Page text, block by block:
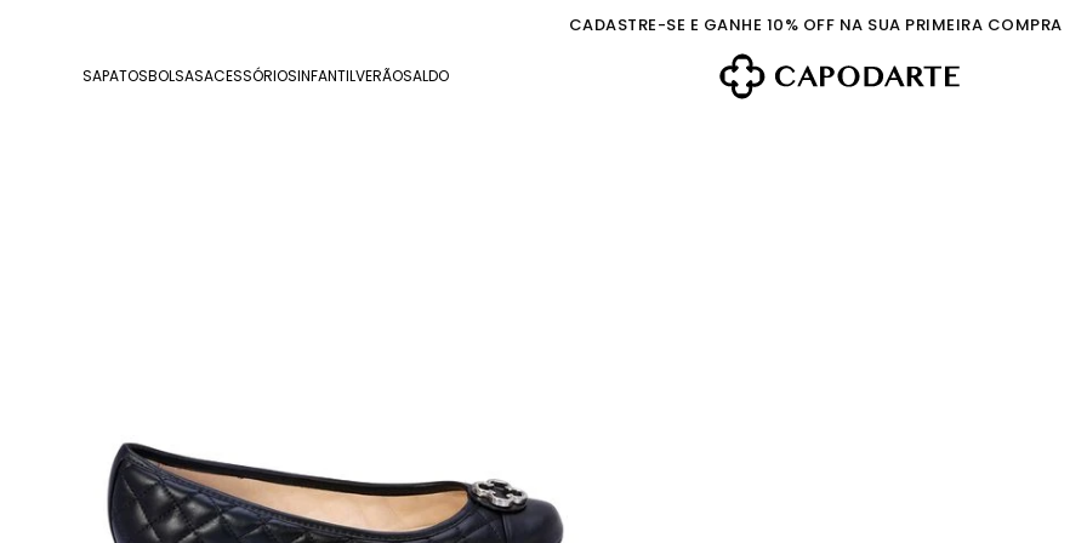
CADASTRE-SE E GANHE 10% OFF NA SUA PRIMEIRA COMPRA
SAPATOSBOLSASACESSÓRIOSINFANTILVERÃOSALDO